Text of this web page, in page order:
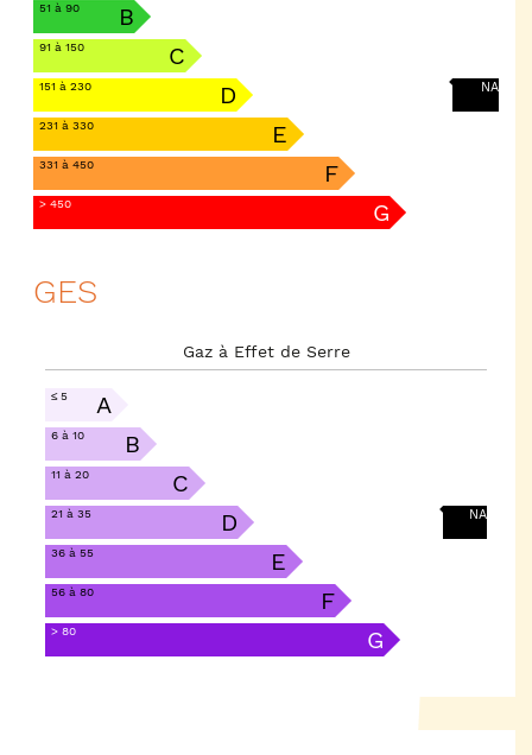
51 à 90 B
91 à 150 C
NA
151 à 230 D
231 à 330 E
331 à 450 F
> 450 G
GES
Gaz à Effet de Serre
≤ 5 A
6 à 10 B
11 à 20 C
NA
21 à 35 D
36 à 55 E
56 à 80 F
> 80 G